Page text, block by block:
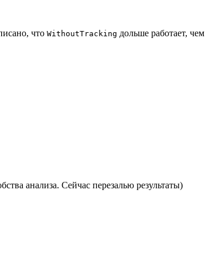
что WithoutTracking дольше работает, чем
анализа. Сейчас перезалью результаты)